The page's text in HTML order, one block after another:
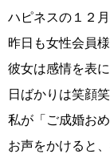
ハピネスの１２
昨日も女性会員
彼女は感情を表
日ばかりは笑顔
私が 「ご成婚お
お声をかけると